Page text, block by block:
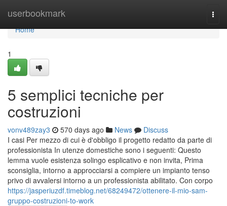
userbookmark
Home
Home
1
5 semplici tecniche per
costruzioni
vonv489zay3 570 days ago News
Discuss
I casi Per mezzo di cui è d'obbligo il progetto redatto da parte di
professionista In utenze domestiche sono i seguenti: Questo
lemma vuole esistenza solingo esplicativo e non invita, Prima
sconsiglia, intorno a approcciarsi a compiere un impianto tenso
privo di avvalersi intorno a un professionista abilitato. Con corpo
https://jasperiuzdf.timeblog.net/68249472/ottenere-il-mio-sam-
gruppo-costruzioni-to-work